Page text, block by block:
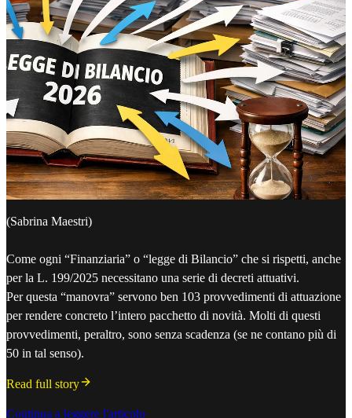
(Sabrina Maestri)
Come ogni “Finanziaria” o “legge di Bilancio” che si rispetti, anche
per la L. 199/2025 necessitano una serie di decreti attuativi.
Per questa “manovra” servono ben 103 provvedimenti di attuazione
per rendere concreto l’intero pacchetto di novità. Molti di questi
provvedimenti, peraltro, sono senza scadenza (se ne contano più di
50 in tal senso).
Read full story
Continua a leggere l'articolo